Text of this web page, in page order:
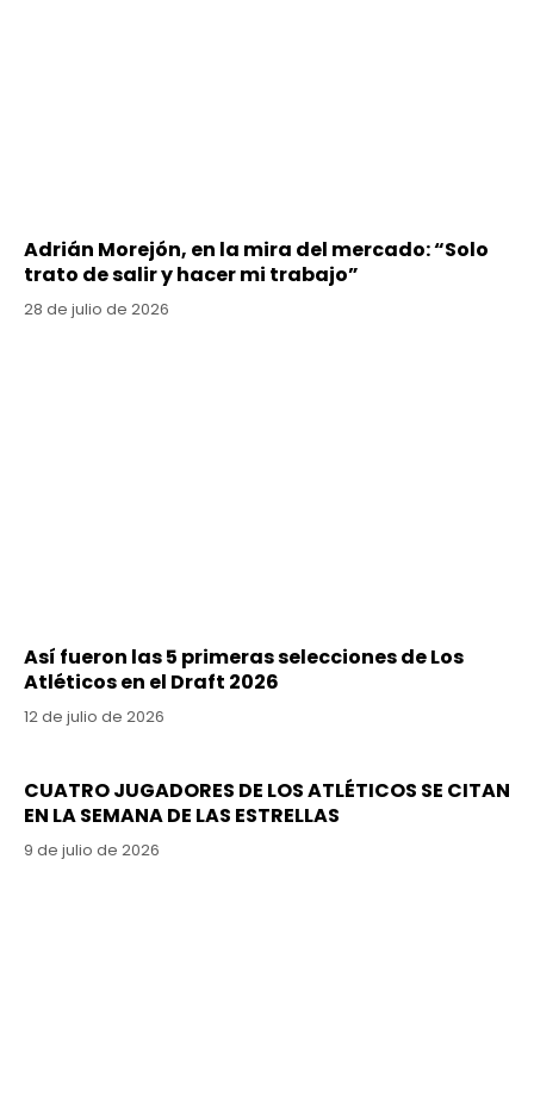
Adrián Morejón, en la mira del mercado: “Solo
trato de salir y hacer mi trabajo”
28 de julio de 2026
Así fueron las 5 primeras selecciones de Los
Atléticos en el Draft 2026
12 de julio de 2026
CUATRO JUGADORES DE LOS ATLÉTICOS SE CITAN
EN LA SEMANA DE LAS ESTRELLAS
9 de julio de 2026